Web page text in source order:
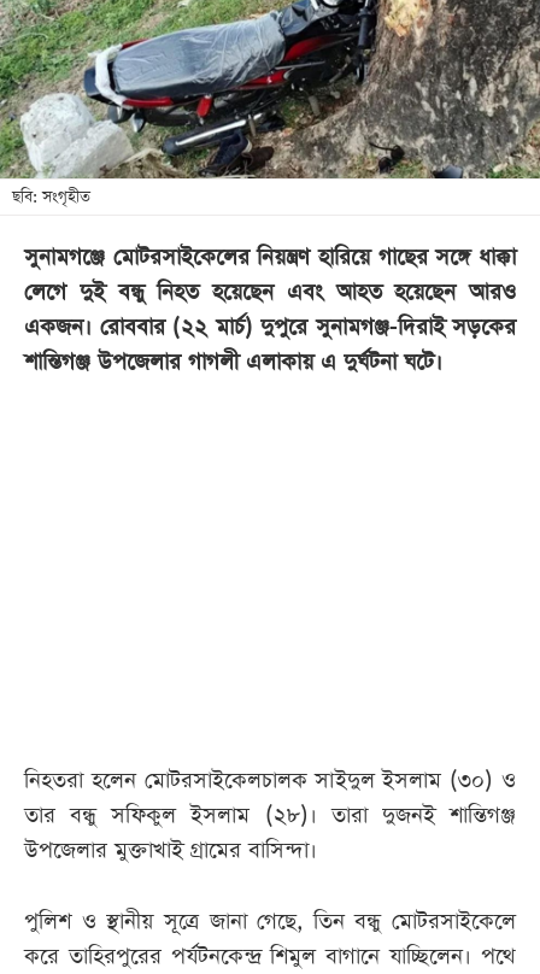
খেলা
বিনোদন
লাইফ
স্টাইল
শিক্ষা
সব
বিভাগ
ছবি
ছবি: সংগৃহীত
সুনামগঞ্জে মোটরসাইকেলের নিয়ন্ত্রণ হারিয়ে গাছের সঙ্গে ধাক্কা
লেগে দুই বন্ধু নিহত হয়েছেন এবং আহত হয়েছেন আরও
একজন। রোববার (২২ মার্চ) দুপুরে সুনামগঞ্জ-দিরাই সড়কের
শান্তিগঞ্জ উপজেলার গাগলী এলাকায় এ দুর্ঘটনা ঘটে।
নিহতরা হলেন মোটরসাইকেলচালক সাইদুল ইসলাম (৩০) ও
তার বন্ধু সফিকুল ইসলাম (২৮)। তারা দুজনই শান্তিগঞ্জ
উপজেলার মুক্তাখাই গ্রামের বাসিন্দা।
পুলিশ ও স্থানীয় সূত্রে জানা গেছে, তিন বন্ধু মোটরসাইকেলে
করে তাহিরপুরের পর্যটনকেন্দ্র শিমুল বাগানে যাচ্ছিলেন। পথে